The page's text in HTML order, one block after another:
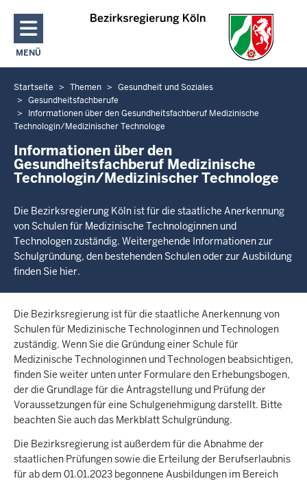
Direkt zum Inhalt
MENÜ
NAVIGATION AKTIVIEREN/DEAKTIVIEREN: HAUPTMENÜ
Sie
befinden
sich
Startseite Themen
Gesundheit und Soziales
Gesundheitsfachberufe
Informationen über den Gesundheitsfachberuf Medizinische
Technologin/Medizinischer Technologe
Informationen über den
Gesundheitsfachberuf Medizinische
Technologin/Medizinischer Technologe
Die Bezirksregierung Köln ist für die staatliche Anerkennung
von Schulen für Medizinische Technologinnen und
Technologen zuständig. Weitergehende Informationen zur
Schulgründung, den bestehenden Schulen oder zur Ausbildung
finden Sie hier.
Die Bezirksregierung ist für die staatliche Anerkennung von
Schulen für Medizinische Technologinnen und Technologen
zuständig. Wenn Sie die Gründung einer Schule für
Medizinische Technologinnen und Technologen beabsichtigen,
finden Sie weiter unten unter Formulare den Erhebungsbogen,
der die Grundlage für die Antragstellung und Prüfung der
Voraussetzungen für eine Schulgenehmigung darstellt. Bitte
beachten Sie auch das Merkblatt Schulgründung.
Die Bezirksregierung ist außerdem für die Abnahme der
staatlichen Prüfungen sowie die Erteilung der Berufserlaubnis
für ab dem 01.01.2023 begonnene Ausbildungen im Bereich